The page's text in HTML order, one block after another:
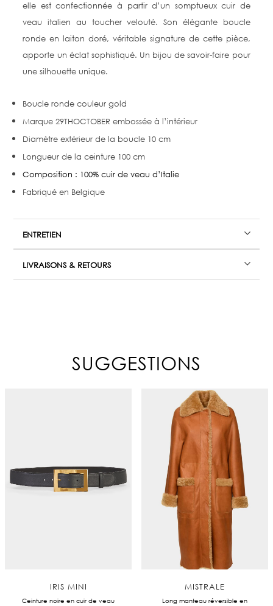
elle est confectionnée à partir d’un somptueux cuir de
veau italien au toucher velouté. Son élégante boucle
ronde en laiton doré, véritable signature de cette pièce,
apporte un éclat sophistiqué. Un bijou de savoir-faire pour
une silhouette unique.
Boucle ronde couleur gold
Marque 29THOCTOBER embossée à l’intérieur
Diamètre extérieur de la boucle 10 cm
Longueur de la ceinture 100 cm
Composition : 100% cuir de veau d’Italie
Fabriqué en Belgique
ENTRETIEN
LIVRAISONS & RETOURS
SUGGESTIONS
IRIS MINI
Ceinture noire en cuir de veau
MISTRALE
Long manteau réversible en